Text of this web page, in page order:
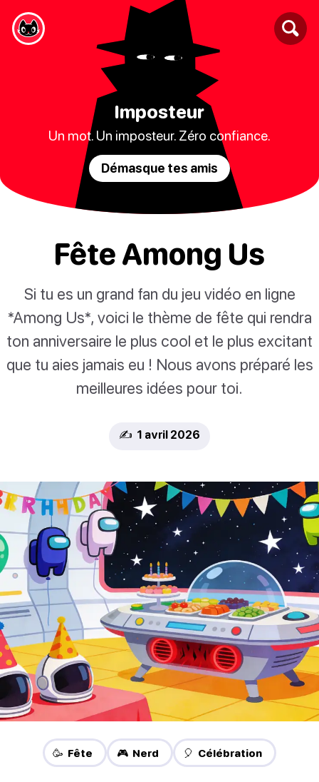
Imposteur
Un mot. Un imposteur. Zéro confiance.
Démasque tes amis
Fête Among Us
Si tu es un grand fan du jeu vidéo en ligne
*Among Us*, voici le thème de fête qui rendra
ton anniversaire le plus cool et le plus excitant
que tu aies jamais eu ! Nous avons préparé les
meilleures idées pour toi.
✍️ 1 avril 2026
🥳 Fête 🎮 Nerd 🎈 Célébration